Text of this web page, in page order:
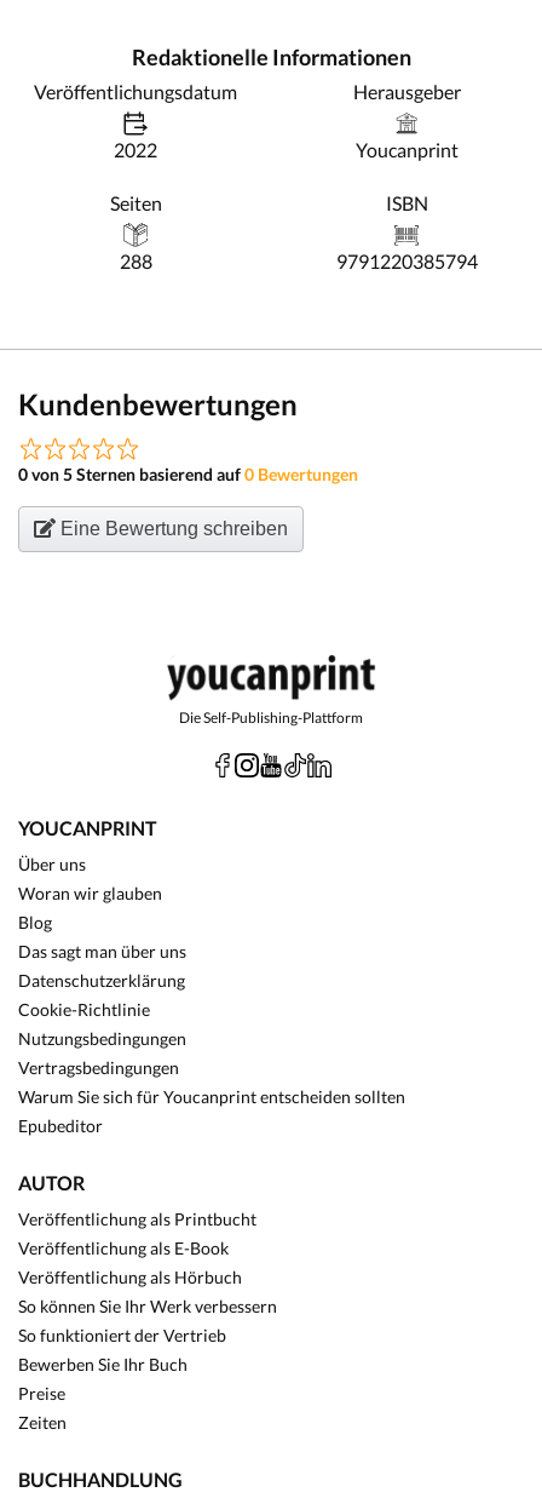
Redaktionelle Informationen
Veröffentlichungsdatum
2022
Herausgeber
Youcanprint
Seiten
288
ISBN
9791220385794
Kundenbewertungen
0 von 5 Sternen basierend auf0 Bewertungen
Eine Bewertung schreiben
Die Self-Publishing-Plattform
YOUCANPRINT
Über uns
Woran wir glauben
Blog
Das sagt man über uns
Datenschutzerklärung
Cookie-Richtlinie
Nutzungsbedingungen
Vertragsbedingungen
Warum Sie sich für Youcanprint entscheiden sollten
Epubeditor
AUTOR
Veröffentlichung als Printbucht
Veröffentlichung als E-Book
Veröffentlichung als Hörbuch
So können Sie Ihr Werk verbessern
So funktioniert der Vertrieb
Bewerben Sie Ihr Buch
Preise
Zeiten
BUCHHANDLUNG